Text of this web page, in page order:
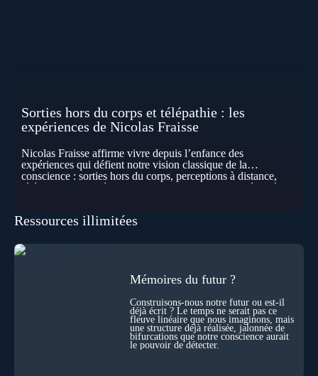
Sorties hors du corps et télépathie : les
expériences de Nicolas Fraisse
Nicolas Fraisse affirme vivre depuis l’enfance des
expériences qui défient notre vision classique de la
conscience : sorties hors du corps, perceptions à distance,
télépathie spontanée… Comment accueillir ces phénomènes
les pensées d’autrui ? Que deviennent l’espace, le temps… et
disparaître ? Au fil de cet échange, Nicolas raconte ses
expériences les plus troublantes : visions vérifiées,
durant ses sorties, protocoles scientifiques… et toujours, cette
! Sommes-nous à l’aube d’une révolution de la conscience ?
Sans doute. Mais encore faut-il accepter d’explorer ces
territoires avec lucidité, et rigueur…
Ressources illimitées
Mémoires du futur ?
Construisons-nous notre futur ou est-il
déjà écrit ? Le temps ne serait pas ce
fleuve linéaire que nous imaginons, mais
une structure déjà réalisée, jalonnée de
bifurcations que notre conscience aurait
le pouvoir de détecter.